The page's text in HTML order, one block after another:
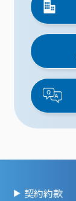
契約約款